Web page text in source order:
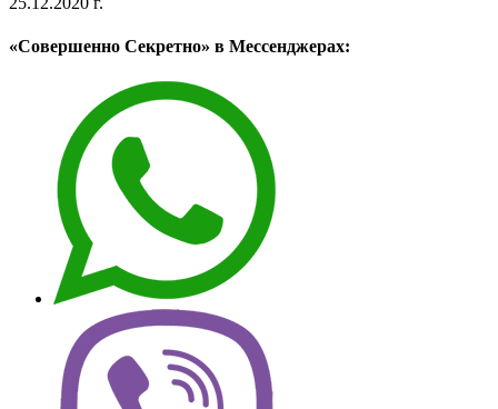
«Совершенно Секретно» в Мессенджерах: